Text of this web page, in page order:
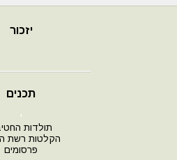
יזכור
תכנים
י
תולדות
הקלטות רשת
פרסומים